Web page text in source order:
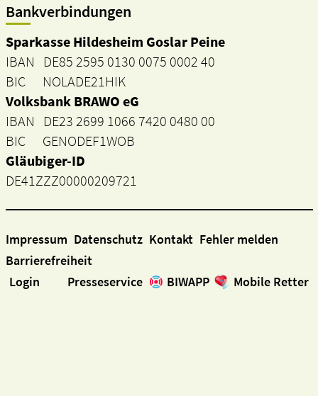
Bankverbindungen
Sparkasse Hildesheim Goslar Peine
IBAN DE85 2595 0130 0075 0002 40
BIC NOLADE21HIK
Volksbank BRAWO eG
IBAN DE23 2699 1066 7420 0480 00
BIC GENODEF1WOB
Gläubiger-ID
DE41ZZZ00000209721
Impressum Datenschutz Kontakt Fehler melden
Barrierefreiheit
Login
Presseservice BIWAPP Mobile Retter